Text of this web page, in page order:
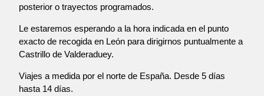
posterior o trayectos programados.
Le estaremos esperando a la hora indicada en el punto
exacto de recogida en León para dirigirnos puntualmente a
Castrillo de Valderaduey.
Viajes a medida por el norte de España. Desde 5 días
hasta 14 días.